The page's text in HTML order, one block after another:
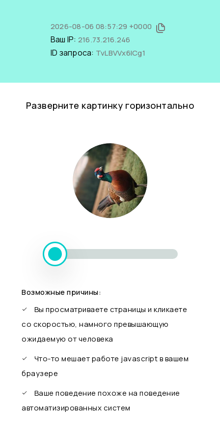
2026-08-06 08:57:29 +0000
Ваш IP: 216.73.216.246
ID запроса: TvLBVVx6ICg1
Разверните картинку горизонтально
Возможные причины:
Вы просматриваете страницы и кликаете
со скоростью, намного превышающую
ожидаемую от человека
Что-то мешает работе javascript в вашем
браузере
Ваше поведение похоже на поведение
автоматизированных систем